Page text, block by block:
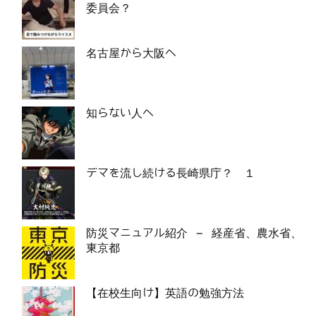
委員会？
名古屋から大阪へ
知らない人へ
デマを流し続ける長崎県庁？ １
防災マニュアル紹介 – 経産省、農水省、
東京都
【在校生向け】英語の勉強方法